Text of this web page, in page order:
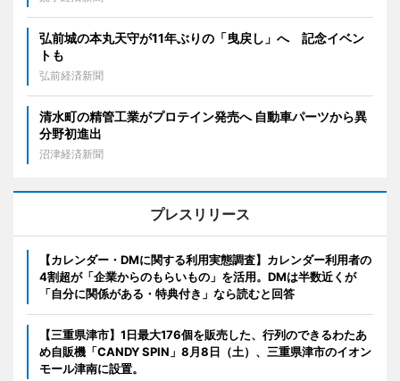
弘前城の本丸天守が11年ぶりの「曳戻し」へ 記念イベン
トも
弘前経済新聞
清水町の精管工業がプロテイン発売へ 自動車パーツから異
分野初進出
沼津経済新聞
プレスリリース
【カレンダー・DMに関する利用実態調査】カレンダー利用者の
4割超が「企業からのもらいもの」を活用。DMは半数近くが
「自分に関係がある・特典付き」なら読むと回答
【三重県津市】1日最大176個を販売した、行列のできるわたあ
め自販機「CANDY SPIN」8月8日（土）、三重県津市のイオン
モール津南に設置。